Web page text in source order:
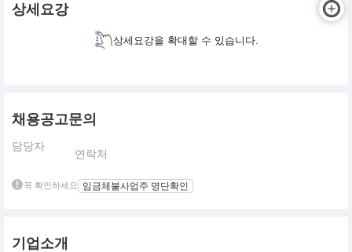
상세요강
상세요강을 확대할 수 있습니다.
채용공고문의
담당자
연락처
꼭 확인하세요 임금체불사업주 명단확인
기업소개